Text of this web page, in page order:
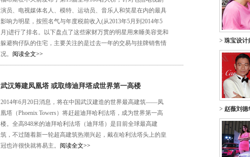
演员、电视媒体名人、模特、运动员、音乐人和笑星在内的最具
影响力明星，按照名气与年度税前收入(从2013年5月到2014年5
月)进行了排名。以下盘点了这些家财万贯的明星用来睡美容觉和
躲避狗仔队的住宅，主要关注的是过去一年的交易与挂牌销售情
况。 阅读全文>>
武汉筹建凤凰塔 或取缔迪拜塔成世界第一高楼
2014年6月20日消息，将在中国武汉建造的世界最高建筑——凤
凰塔（Phoenix Towers）将赶超迪拜哈利法塔，成为世界第一高
楼。全高848米的迪拜哈利法塔（迪拜塔）是目前全球最高建
筑，不过随着新一轮超高建筑热潮兴起，戴在哈利法塔头上的皇
冠也许很快就将易主。 阅读全文>>
> 珠宝设计
> 赵薇刘德